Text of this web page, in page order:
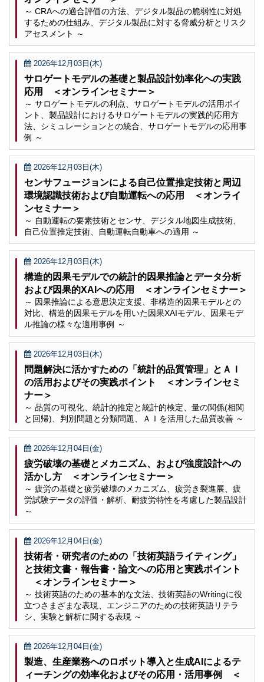
～ CRAへの適合評価の方法、デジタル製品の脆弱性に対処
するための仕組み、デジタル製品に対する脅威分析とリスク
アセスメント ～
2026年12月03日(木)
サロゲートモデルの基礎と製品設計効率化への実践
応用 ＜オンラインセミナー＞
～ サロゲートモデルの利点、サロゲートモデルの活用ポイ
ント、製品設計におけるサロゲートモデルの実践的応用方
法、シミュレーションとの統合、サロゲートモデルの応用事
例 ～
2026年12月03日(木)
センサフュージョンによる自己位置推定技術と周辺
環境認識技術および自動運転への応用 ＜オンライ
ンセミナー＞
～ 自動運転の要素技術とセンサ、デジタル地図生成技術、
自己位置推定技術、自動運転自動車への適用 ～
2026年12月03日(木)
構造的因果モデルでの統計的因果推論とデータ分析
および因果的XAIへの応用 ＜オンラインセミナー＞
～ 因果推論による意思決定支援、非構造的因果モデルとの
対比、構造的因果モデルを用いた因果XAIモデル、因果モデ
ル推論の様々な適用事例 ～
2026年12月03日(木)
問題解決に活かすための「統計的品質管理」とＡＩ
の活用およびその実践ポイント ＜オンラインセミ
ナー＞
～ 品質の可視化、統計的推定と統計的検定、量の関係(相関
と回帰)、判別問題と分類問題、ＡＩを活用した品質改善 ～
2026年12月04日(金)
疲労破壊の基礎とメカニズム、および強度設計への
活かし方 ＜オンラインセミナー＞
～ 疲労の基礎と疲労破壊のメカニズム、疲労き裂進展、疲
労試験データの評価・解析、耐疲労特性を考慮した製品設計
～
2026年12月04日(金)
技術者・研究者のための「技術英語ライティング」
と技術文書・報告書・論文への応用と実践ポイント
＜オンラインセミナー＞
～ 技術英語のための基本的な文法、技術英語のWritingに役
立つさまざまな表現、エンジニアのための技術英語リテラ
シ、実験と解析に関する表現 ～
2026年12月04日(金)
製造、生産業務へのロボット導入と生成AIによるテ
ィーチングの効率化およびその応用・活用事例 ＜